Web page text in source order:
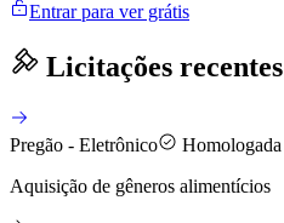
Entrar para ver grátis
Licitações recentes
Pregão - Eletrônico
Homologada
Aquisição de gêneros alimentícios